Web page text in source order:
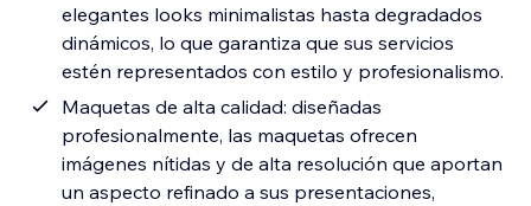
elegantes looks minimalistas hasta degradados
dinámicos, lo que garantiza que sus servicios
estén representados con estilo y profesionalismo.
Maquetas de alta calidad: diseñadas
profesionalmente, las maquetas ofrecen
imágenes nítidas y de alta resolución que aportan
un aspecto refinado a sus presentaciones,